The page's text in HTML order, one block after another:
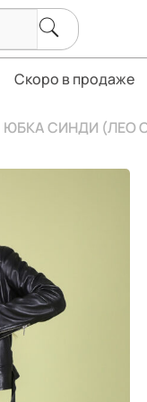
Скоро в продаже
ЮБКА СИНДИ (ЛЕО